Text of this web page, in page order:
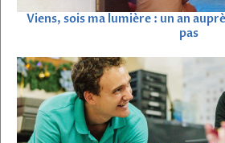
Viens, sois ma lumière : un an
pas